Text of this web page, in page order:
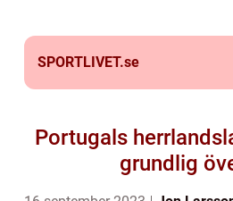
SPORTLIVET.se
Portugals
grundlig